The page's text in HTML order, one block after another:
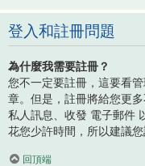
登入和註冊問題
為什麼我需要註冊？
您不一定要註冊，這要看
章。但是，註冊將給您更
私人訊息、收發 電子郵件
花您少許時間，所以建議您
回頂端